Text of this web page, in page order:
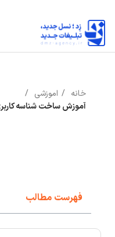
خانه
اموزشی
آموزش ساخت شناسه
فهرست مطالب